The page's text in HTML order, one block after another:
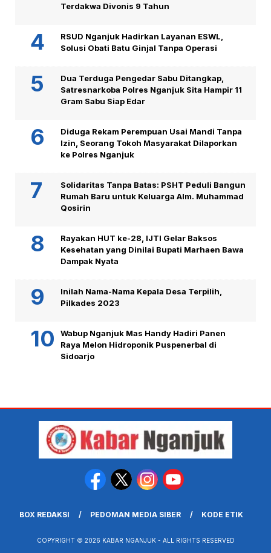
Terdakwa Divonis 9 Tahun
RSUD Nganjuk Hadirkan Layanan ESWL,
Solusi Obati Batu Ginjal Tanpa Operasi
Dua Terduga Pengedar Sabu Ditangkap,
Satresnarkoba Polres Nganjuk Sita Hampir 11
Gram Sabu Siap Edar
Diduga Rekam Perempuan Usai Mandi Tanpa
Izin, Seorang Tokoh Masyarakat Dilaporkan
ke Polres Nganjuk
Solidaritas Tanpa Batas: PSHT Peduli Bangun
Rumah Baru untuk Keluarga Alm. Muhammad
Qosirin
Rayakan HUT ke-28, IJTI Gelar Baksos
Kesehatan yang Dinilai Bupati Marhaen Bawa
Dampak Nyata
Inilah Nama-Nama Kepala Desa Terpilih,
Pilkades 2023
Wabup Nganjuk Mas Handy Hadiri Panen
Raya Melon Hidroponik Puspenerbal di
Sidoarjo
BOX REDAKSI PEDOMAN MEDIA SIBER KODE ETIK
COPYRIGHT © 2026 KABAR NGANJUK - ALL RIGHTS RESERVED